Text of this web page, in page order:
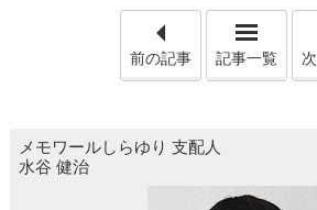
前の記事 記事一覧
メモワールしらゆり 支配人
水谷 健治